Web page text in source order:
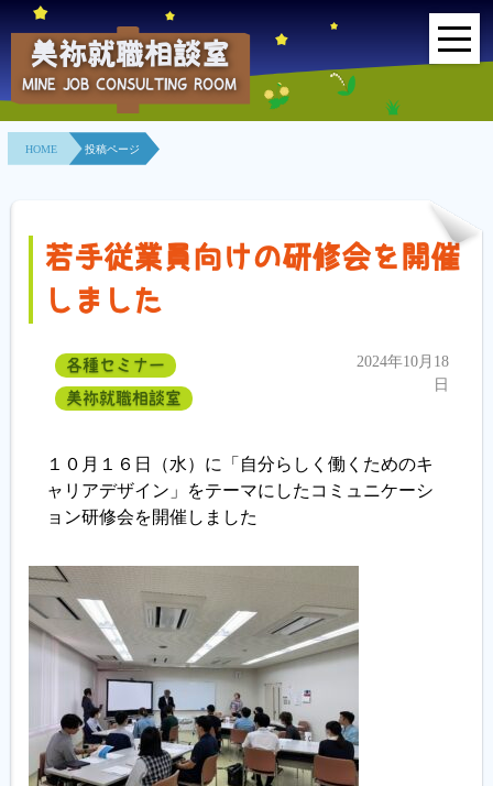
HOME
事業所紹介
相談室とは？
地域連携事業
各種セミナー
美祢就職相談室
MINE JOB CONSULTING ROOM
HOME 投稿ページ
若手従業員向けの研修会を開催
しました
各種セミナー
美祢就職相談室
2024年10月18
日
１０月１６日（水）に「自分らしく働くためのキ
ャリアデザイン」をテーマにしたコミュニケーシ
ョン研修会を開催しました